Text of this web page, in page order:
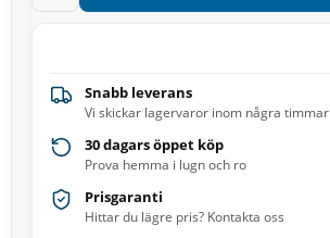
Snabb leverans
Vi skickar lagervaror inom några timmar
30 dagars öppet köp
Prova hemma i lugn och ro
Prisgaranti
Hittar du lägre pris? Kontakta oss